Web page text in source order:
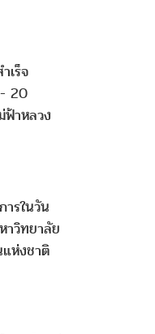
เร็จ
20
าหลวง
รในวัน
าวิทยาลัย
ห่งชาติ